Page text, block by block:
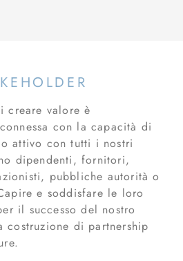
creare valore è
con la capacità di
attivo con tutti i nostri
dipendenti, fornitori,
pubbliche autorità o
e soddisfare le loro
il successo del nostro
costruzione di partnership